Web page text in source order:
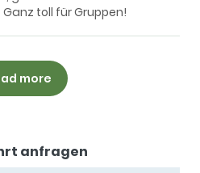
toll für Gruppen!
more
anfragen